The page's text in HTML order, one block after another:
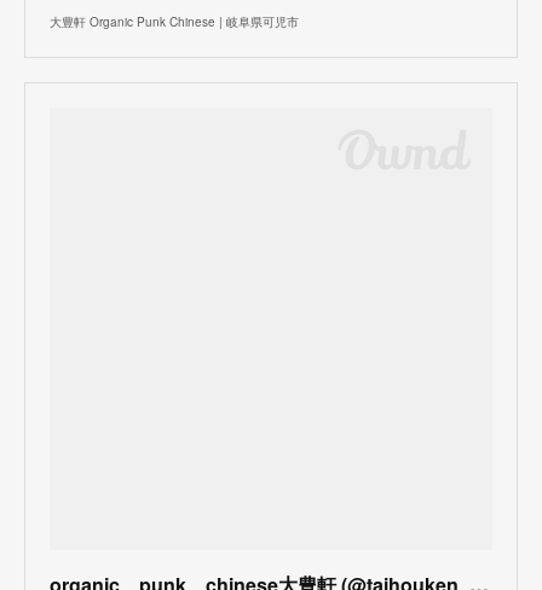
大豊軒 Organic Punk Chinese | 岐阜県可児市